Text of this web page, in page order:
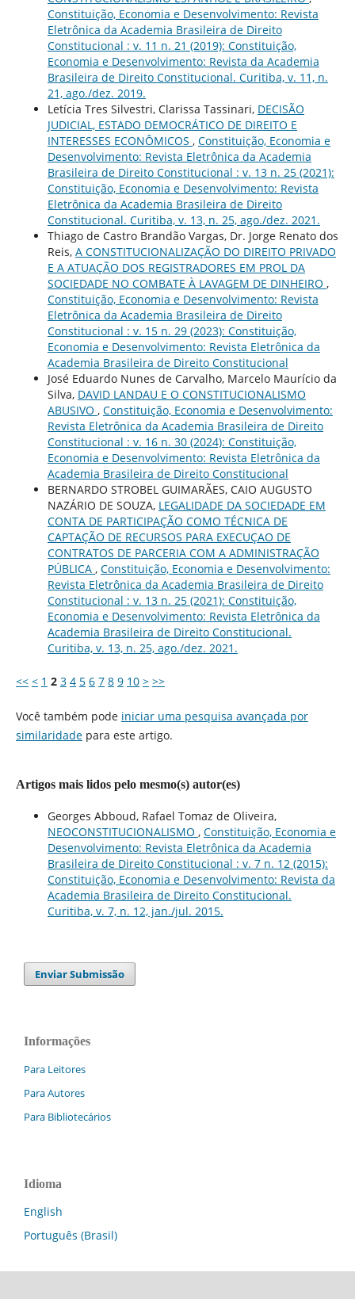
Constituição, Economia e Desenvolvimento: Revista
Eletrônica da Academia Brasileira de Direito
Constitucional : v. 11 n. 21 (2019): Constituição,
Economia e Desenvolvimento: Revista da Academia
Brasileira de Direito Constitucional. Curitiba, v. 11, n.
21, ago./dez. 2019.
Letícia Tres Silvestri, Clarissa Tassinari, DECISÃO
JUDICIAL, ESTADO DEMOCRÁTICO DE DIREITO E
INTERESSES ECONÔMICOS , Constituição, Economia e
Desenvolvimento: Revista Eletrônica da Academia
Brasileira de Direito Constitucional : v. 13 n. 25 (2021):
Constituição, Economia e Desenvolvimento: Revista
Eletrônica da Academia Brasileira de Direito
Constitucional. Curitiba, v. 13, n. 25, ago./dez. 2021.
Thiago de Castro Brandão Vargas, Dr. Jorge Renato dos
Reis, A CONSTITUCIONALIZAÇÃO DO DIREITO PRIVADO
E A ATUAÇÃO DOS REGISTRADORES EM PROL DA
SOCIEDADE NO COMBATE À LAVAGEM DE DINHEIRO ,
Constituição, Economia e Desenvolvimento: Revista
Eletrônica da Academia Brasileira de Direito
Constitucional : v. 15 n. 29 (2023): Constituição,
Economia e Desenvolvimento: Revista Eletrônica da
Academia Brasileira de Direito Constitucional
José Eduardo Nunes de Carvalho, Marcelo Maurício da
Silva, DAVID LANDAU E O CONSTITUCIONALISMO
ABUSIVO , Constituição, Economia e Desenvolvimento:
Revista Eletrônica da Academia Brasileira de Direito
Constitucional : v. 16 n. 30 (2024): Constituição,
Economia e Desenvolvimento: Revista Eletrônica da
Academia Brasileira de Direito Constitucional
BERNARDO STROBEL GUIMARÃES, CAIO AUGUSTO
NAZÁRIO DE SOUZA, LEGALIDADE DA SOCIEDADE EM
CONTA DE PARTICIPAÇÃO COMO TÉCNICA DE
CAPTAÇÃO DE RECURSOS PARA EXECUÇAO DE
CONTRATOS DE PARCERIA COM A ADMINISTRAÇÃO
PÚBLICA , Constituição, Economia e Desenvolvimento:
Revista Eletrônica da Academia Brasileira de Direito
Constitucional : v. 13 n. 25 (2021): Constituição,
Economia e Desenvolvimento: Revista Eletrônica da
Academia Brasileira de Direito Constitucional.
Curitiba, v. 13, n. 25, ago./dez. 2021.
<< < 1 2 3 4 5 6 7 8 9 10 > >>
Você também pode iniciar uma pesquisa avançada por
similaridadepara este artigo.
Artigos mais lidos pelo mesmo(s) autor(es)
Georges Abboud, Rafael Tomaz de Oliveira,
NEOCONSTITUCIONALISMO , Constituição, Economia e
Desenvolvimento: Revista Eletrônica da Academia
Brasileira de Direito Constitucional : v. 7 n. 12 (2015):
Constituição, Economia e Desenvolvimento: Revista da
Academia Brasileira de Direito Constitucional.
Curitiba, v. 7, n. 12, jan./jul. 2015.
Enviar Submissão
Informações
Para Leitores
Para Autores
Para Bibliotecários
Idioma
English
Português (Brasil)